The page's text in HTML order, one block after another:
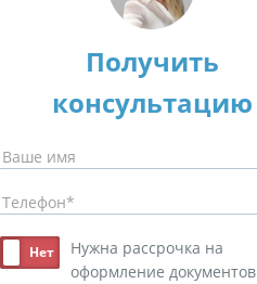
Получить
консультацию
Нужна рассрочка на
оформление документов